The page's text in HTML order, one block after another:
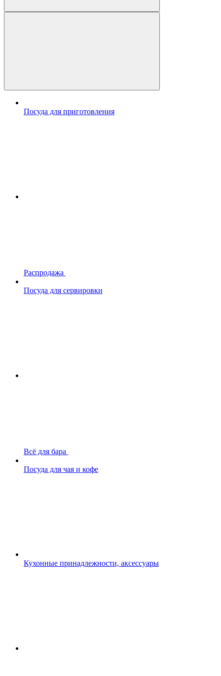
Посуда для приготовления
Распродажа
Посуда для сервировки
Всё для бара
Посуда для чая и кофе
Кухонные принадлежности, аксессуары